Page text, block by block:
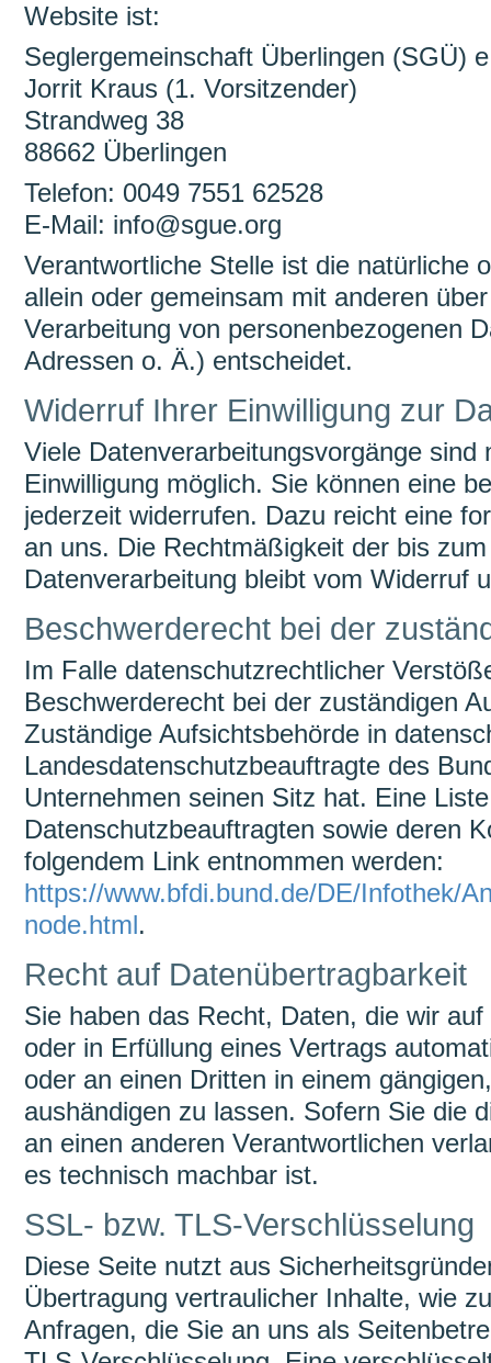
Website ist:
Seglergemeinschaft Überlingen (SGÜ)
Jorrit Kraus (1. Vorsitzender)
Strandweg 38
88662 Überlingen
Telefon: 0049 7551 62528
E-Mail: info@sgue.org
Verantwortliche Stelle ist die natürliche
allein oder gemeinsam mit anderen
Verarbeitung von personenbezogenen
Adressen o. Ä.) entscheidet.
Widerruf Ihrer Einwilligung zur
Viele Datenverarbeitungsvorgänge
Einwilligung möglich. Sie können eine
jederzeit widerrufen. Dazu reicht eine
an uns. Die Rechtmäßigkeit der bis
Datenverarbeitung bleibt vom Widerruf
Beschwerderecht bei der
Im Falle datenschutzrechtlicher
Beschwerderecht bei der zuständigen
Zuständige Aufsichtsbehörde in
Landesdatenschutzbeauftragte des
Unternehmen seinen Sitz hat. Eine
Datenschutzbeauftragten sowie deren
folgendem Link entnommen werden:
https://www.bfdi.bund.de/DE/Infothek/
node.html.
Recht auf Datenübertragbarkeit
Sie haben das Recht, Daten, die wir
oder in Erfüllung eines Vertrags
oder an einen Dritten in einem
aushändigen zu lassen. Sofern Sie die
an einen anderen Verantwortlichen
es technisch machbar ist.
SSL- bzw. TLS-Verschlüsselung
Diese Seite nutzt aus
Übertragung vertraulicher Inhalte, wie
Anfragen, die Sie an uns als